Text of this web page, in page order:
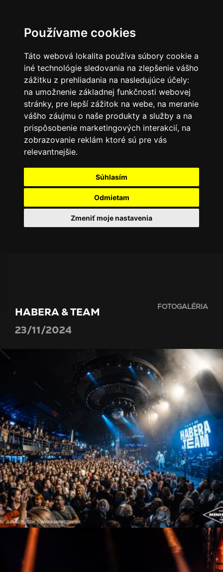
Používame cookies
Táto webová lokalita používa súbory cookie a
iné technológie sledovania na zlepšenie vášho
zážitku z prehliadania na nasledujúce účely:
na umožnenie základnej funkčnosti webovej
stránky, pre lepší zážitok na webe, na meranie
vášho záujmu o naše produkty a služby a na
prispôsobenie marketingových interakcií, na
zobrazovanie reklám ktoré sú pre vás
relevantnejšie.
Súhlasím
Odmietam
Zmeniť moje nastavenia
HABERA & TEAM
23/11/2024
FOTOGALÉRIA